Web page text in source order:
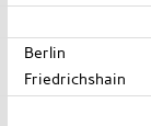
Berlin
Friedrichshain